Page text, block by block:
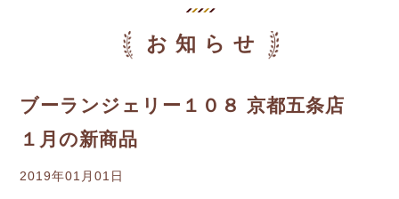
お知らせ
ブーランジェリー１０８ 京都五条店
１月の新商品
2019年01月01日